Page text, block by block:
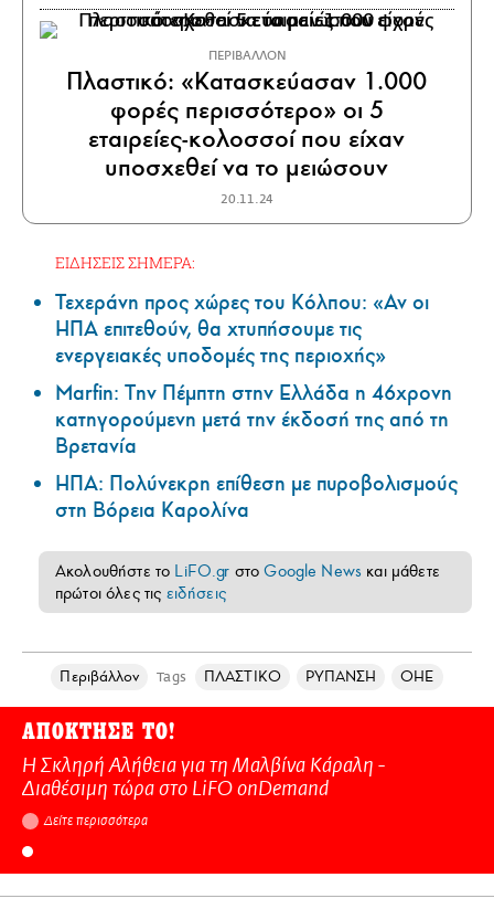
ΠΕΡΙΒΑΛΛΟΝ
Πλαστικό: «Κατασκεύασαν 1.000
φορές περισσότερο» οι 5
εταιρείες-κολοσσοί που είχαν
υποσχεθεί να το μειώσουν
20.11.24
ΕΙΔΗΣΕΙΣ ΣΗΜΕΡΑ:
Τεχεράνη προς χώρες του Κόλπου: «Αν οι
ΗΠΑ επιτεθούν, θα χτυπήσουμε τις
ενεργειακές υποδομές της περιοχής»
Marfin: Την Πέμπτη στην Ελλάδα η 46χρονη
κατηγορούμενη μετά την έκδοσή της από τη
Βρετανία
ΗΠΑ: Πολύνεκρη επίθεση με πυροβολισμούς
στη Βόρεια Καρολίνα
Ακολουθήστε το LiFO.gr στοGoogle News και μάθετε
πρώτοι όλες τις ειδήσεις
Περιβάλλον Tags ΠΛΑΣΤΙΚΟ ΡΥΠΑΝΣΗ ΟΗΕ
ΑΠΟΚΤΗΣΕ ΤΟ!
Η Σκληρή Αλήθεια για τη Μαλβίνα Κάραλη -
Διαθέσιμη τώρα στo LiFO onDemand
Δείτε περισσότερα